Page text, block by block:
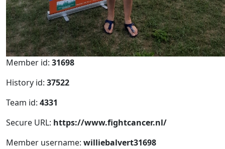
Member id: 31698
History id: 37522
Team id: 4331
Secure URL: https://www.fightcancer.nl/
Member username: williebalvert31698